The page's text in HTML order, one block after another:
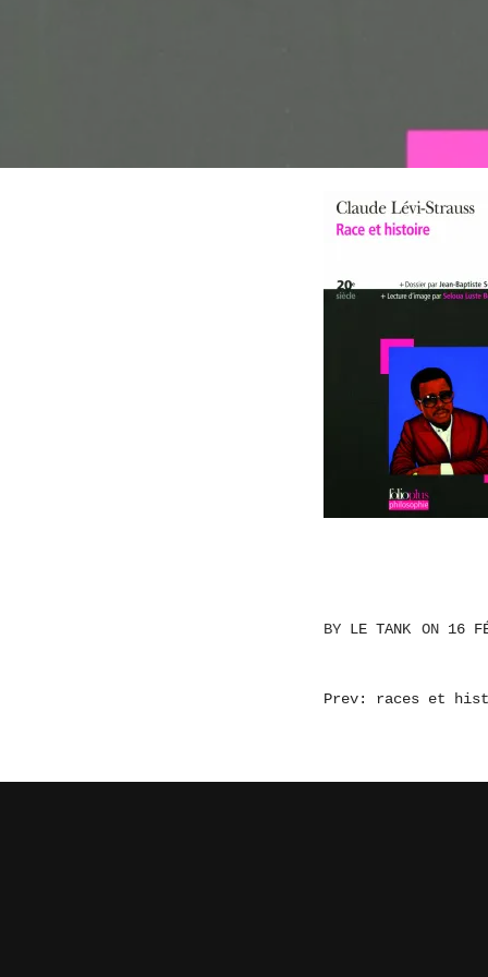
BY LE TANK ON 16
Prev: races et